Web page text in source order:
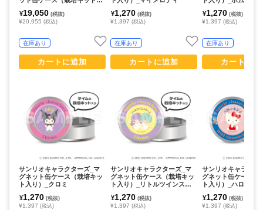
5種)
¥19,050 (税抜)
¥20,955 (税込)
在庫あり
カートに追加
サンリオキャラクターズ_マ
グネット缶ケース（栽培キッ
ト入り）_クロミ
¥1,270 (税抜)
¥1,397 (税込)
¥1,270 (税抜)
¥1,397 (税込)
在庫あり
カートに追加
サンリオキャラクターズ_マ
グネット缶ケース（栽培キッ
ト入り）_リトルツインスタ
¥1,270 (税抜)
¥1,397 (税込)
¥1,270 (税抜)
¥1,397 (税込)
在庫あり
カートに
サンリオキャラクタ
グネット缶ケース（
ト入り）_ハローキ
¥1,270 (税抜)
¥1,397 (税込)